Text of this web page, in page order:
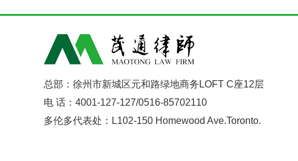
总部：徐州市新城区元和路绿地商务LOFT C座12层
电 话：4001-127-127/0516-85702110
多伦多代表处：L102-150 Homewood Ave.Toronto.